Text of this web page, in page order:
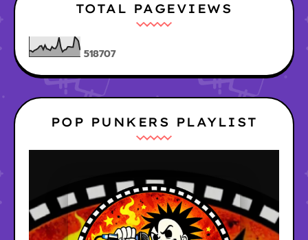
TOTAL PAGEVIEWS
518707
POP PUNKERS PLAYLIST